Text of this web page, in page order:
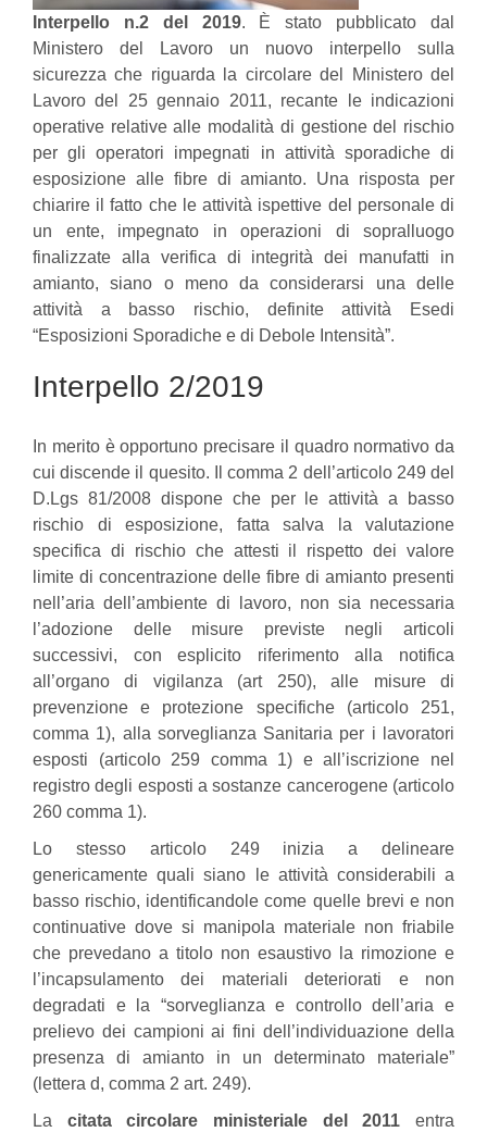
Interpello n.2 del 2019. È stato pubblicato dal
Ministero del Lavoro un nuovo interpello sulla
sicurezza che riguarda la circolare del Ministero del
Lavoro del 25 gennaio 2011, recante le indicazioni
operative relative alle modalità di gestione del rischio
per gli operatori impegnati in attività sporadiche di
esposizione alle fibre di amianto. Una risposta per
chiarire il fatto che le attività ispettive del personale di
un ente, impegnato in operazioni di sopralluogo
finalizzate alla verifica di integrità dei manufatti in
amianto, siano o meno da considerarsi una delle
attività a basso rischio, definite attività Esedi
“Esposizioni Sporadiche e di Debole Intensità”.
Interpello 2/2019
In merito è opportuno precisare il quadro normativo da
cui discende il quesito.
Il comma 2 dell’articolo 249 del
D.Lgs 81/2008 dispone che per le attività a basso
rischio di esposizione, fatta salva la valutazione
specifica di rischio che attesti il rispetto dei valore
limite di concentrazione delle fibre di amianto presenti
nell’aria dell’ambiente di lavoro, non sia necessaria
l’adozione delle misure previste negli articoli
successivi, con esplicito riferimento alla notifica
all’organo di vigilanza (art 250), alle misure di
prevenzione e protezione specifiche (articolo 251,
comma 1), alla sorveglianza Sanitaria per i lavoratori
esposti (articolo 259 comma 1) e all’iscrizione nel
registro degli esposti a sostanze cancerogene (articolo
260 comma 1).
Lo stesso articolo 249 inizia a delineare
genericamente quali siano le attività considerabili a
basso rischio, identificandole come quelle brevi e non
continuative dove si manipola materiale non friabile
che prevedano a titolo non esaustivo la rimozione e
l’incapsulamento dei materiali deteriorati e non
degradati e la “sorveglianza e controllo dell’aria e
prelievo dei campioni ai fini dell’individuazione della
presenza di amianto in un determinato materiale”
(lettera d, comma 2 art. 249).
La citata circolare ministeriale del 2011 entra